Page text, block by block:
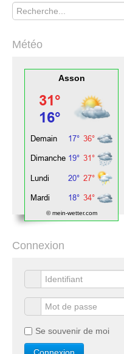
Météo
Asson
© mein-wetter.com
Connexion
Se souvenir de moi